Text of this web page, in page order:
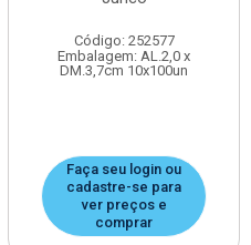
Código: 252577
Embalagem: AL.2,0 x
DM.3,7cm 10x100un
Faça seu login ou
cadastre-se para
ver preços e
comprar